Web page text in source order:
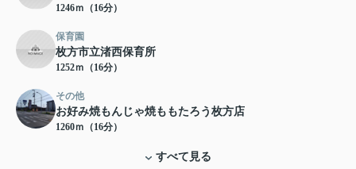
1246ｍ（16分）
保育園
枚方市立渚西保育所
1252ｍ（16分）
その他
お好み焼もんじゃ焼ももたろう枚方店
1260ｍ（16分）
すべて見る